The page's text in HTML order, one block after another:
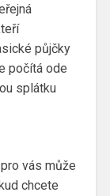
půjčky
počítá ode
splátku
vás může
chcete